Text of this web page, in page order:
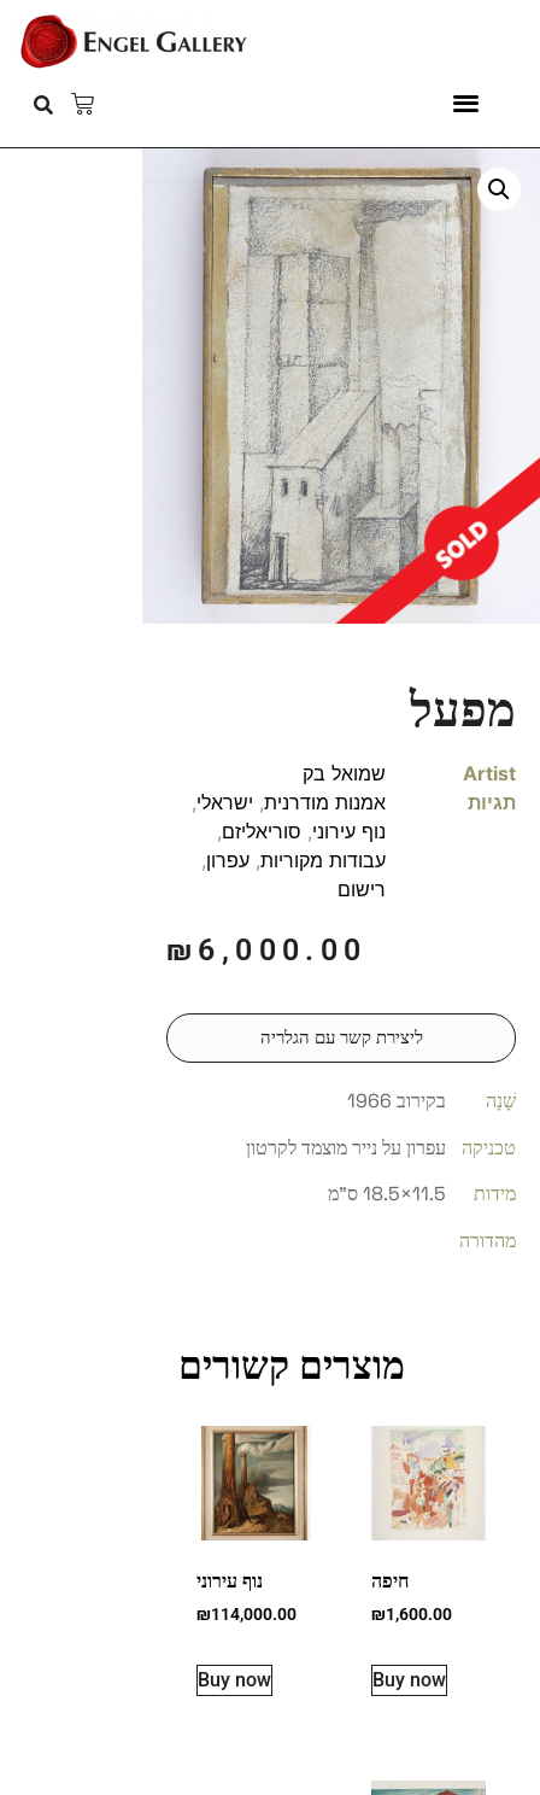
מפעל
Artist
שמואל בק
תגיות
אמנות מודרנית, ישראלי,
נוף עירוני, סוריאליזם,
עבודות מקוריות, עפרון,
רישום
₪ 6,000.00
ליצירת קשר עם הגלריה
שָׁנָה
בקירוב 1966
טכניקה
עפרון על נייר מוצמד לקרטון
מידות
11.5×18.5 ס"מ
מהדורה
מוצרים קשורים
חיפה
₪1,600.00
Buy now
נוף עירוני
₪114,000.00
Buy now